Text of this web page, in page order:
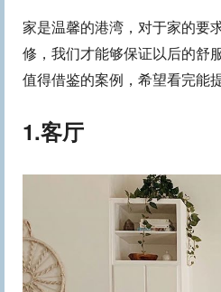
家是温馨的港湾，对于家的要
修，我们才能够保证以后的舒
值得借鉴的案例，希望看完能
1.客厅